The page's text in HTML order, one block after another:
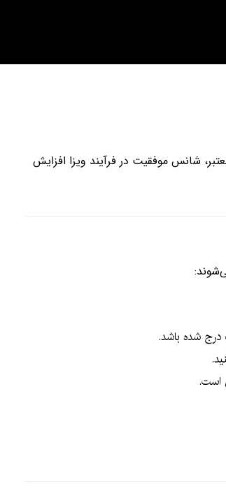
شانس موفقیت در فرآیند ویزا افزایش
درج شده باشد.
است.